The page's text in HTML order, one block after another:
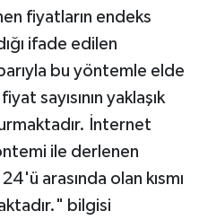
fiyatların endeks
ifade edilen
bu yöntemle elde
sayısının yaklaşık
İnternet
ile derlenen
arasında olan kısmı
bilgisi